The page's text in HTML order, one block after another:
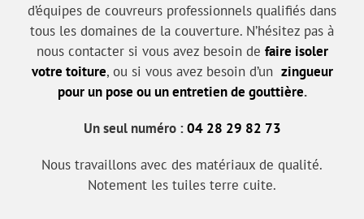
d’équipes de couvreurs professionnels qualifiés dans
tous les domaines de la couverture. N’hésitez pas à
nous contacter si vous avez besoin de faire isoler
votre toiture, ou si vous avez besoin d’un zingueur
pour un pose ou un entretien de gouttière.
Un seul numéro :04 28 29 82 73
Nous travaillons avec des matériaux de qualité.
Notement les tuiles terre cuite.